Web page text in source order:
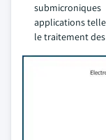
applications
le traitement